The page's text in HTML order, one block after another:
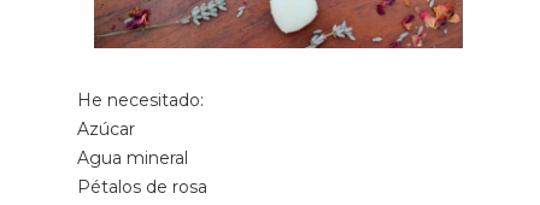
He necesitado:
Azúcar
Agua mineral
Pétalos de rosa